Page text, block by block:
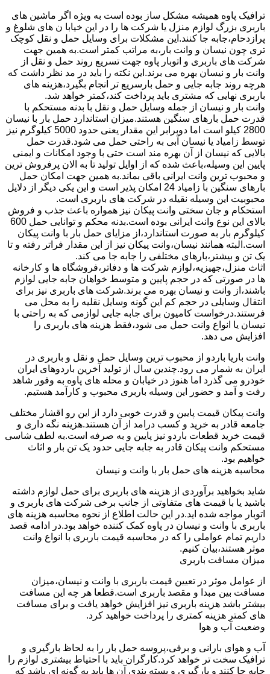
ترافیک پاوه همیشه مشکل ساز بوده است به ویژه اگر ماشین های
باربری بزرگ لوازم منزل یا شرکت ها را در این خیابا ن های شلوغ و
پرازدحام،جابه جا کنند.این مشکلات برای وسایل حمل و نقل کوچک
تری چون نیسان و وانت بار،به مراتب کمتر است.به همین جهت
شرکت های باربری و اتوبار پاوه جهت تسریع روند حمل و نقل از
وانت بار و نیسان بهره می برند.این نکته را باید در مد نظر داشت که
هرچه روند جابه جایی و حمل بارسریع تر انجام بگیرد،هزینه های
باربری نهایی که مشتری باید پرداخت کند،کمتر خواهد شد.
وانت بار و نیسان از جمله وسایل حمل و نقل با بدنه مستحکم با
قدرت حمل بارهای سنگین هستند.میزان استاندارد حمل بار با نیسان
2800 کیلو است اما دوبرابر این مقدار یعنی حدود 5000 کیلوگرم نیز
توسط زامیاد یا نیسان آبی به راحتی حمل می شود.قدرت حمل
بالایی که نیسان از آن بهره مند است حتی با وجود امکانات و ایمنی
پایین این وسیله،باعث شده که از اوایل تولید تا به الان پرفروش ترین
و محبوب ترین وانت ایرانی باقی بماند.به همین جهت امکان حمل
بارهای سنگین با زامیاد 24 امکان پذیر است و این یکی دیگر از دلایل
محبوبیت این وسیله نقیله در شرکت های باربری است.
استحکام و جان سختی وانت پیکان نیز همواره باعث جذب و فروش
بالای این نوع وانت ایرانی بوده است.بدنه محکم و توانایی حمل 600
کیلوگرم بار به صورت استاندارد،از مزایای حمل بار با وانت پیکان
است.البته همانند نیسان،وانت پیکان نیز از این مقدار فراتر رفته و تا
یک تن و بیشتر،بارهای مختلفی را جابه جا می کند.
اثاث منزل،جهیزیه،لوازم شرکت ها و دفاتر،فروشگاه ها و کارخانه
ها در صورتی که در حجم پایین و متوسط خواهان جابه جایی لوازم
باشند،از وانت و نیسان بهره می برند.شرکت های باربری نیز برای
انتقال وسایلی در حجم کم این گونه وسایل نقلیه را به محل می
فرستند.درخواست کامیون برای جابه جایی لوازمی که به راحتی با
نیسان یا انواع وانت حمل می شود،فقط هزینه های باربری را
افزایش می دهد.
وانت باریا باردو از محبوب ترین وسایل حمل و نقل و باربری در
ایران به شمار می رود.چندین سال از تولید آخرین باردوهای ایران
خودرو می گذرد اما هنوز در خیابان و محله های پاوه به وفور شاهد
رفت و آمد و حضور این وسیله باربری محبوب و کارآمد هستیم.
وانت پیکان قیمت پایین و قدرت خوبی دارد از این رو اقشار مختلف
جامعه قادر به خرید و کسب درامد از آن هستند.هزینه نگه داری و
قیمت خرید قطعات باردو نیز پایین و به صرفه است.به لطف شاسی
مستحکم وانت پیکان قادر به جابه جایی حدود یک تن بار و اثاث
خواهیم بود.
محاسبه هزینه های حمل بار با وانت و نیسان
شاید بخواهید برآوردی از هزینه های باربری برای حمل لوازم داشته
باشید یا با قیمت های متفاوتی از جانب برخی شرکت های باربری و
اتوبار مواجه شده اید.در این حالت اطلاع از نحوه محاسبه هزینه های
باربری با وانت و نیسان در پاوه کمک کننده خواهد بود.در ادامه قصد
داریم تمام عواملی را که در محاسبه قیمت باربری با انواع وانت
موثر هستند،بیان کنیم.
میزان مسافت باربری
از عوامل موثر در تعیین قیمت باربری با وانت و نیسان،میزان
مسافت بین مبدا و مقصد باربری است.قطعا هر چه این مسافت
بیشتر باشد هزینه باربری نیز افزایش خواهد یافت و برای مسافت
های کمتر هزینه کمتری را پرداخت خواهید کرد.
وضعیت آب و هوا
آب و هوای بارانی و برفی،پروسه حمل بار را به لحاظ بارگیری و
ترافیک سخت تر خواهد کرد.کارگران باید با احتیاط بیشتری لوازم را
جابه جا کنند و بارگیری و بسته بندی آن ها باید به گونه ای باشد که